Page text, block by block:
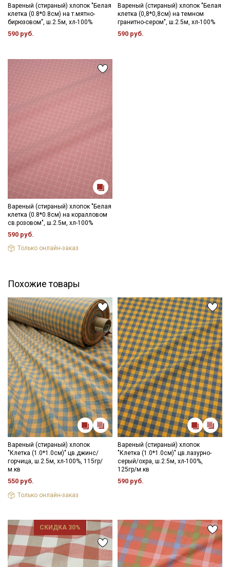
Вареный (стираный) хлопок "Белая
клетка (0.8*0.8см) на т.мятно-
бирюзовом", ш.2.5м, хл-100%
590 руб.
Вареный (стираный) хлопок "Белая
клетка (0,8*0,8см) на темном
гранитно-сером", ш.2.5м, хл-100%
590 руб.
Вареный (стираный) хлопок "Белая
клетка (0.8*0.8см) на коралловом
св.розовом", ш.2.5м, хл-100%
590 руб.
Только онлайн-заказ
Похожие товары
Вареный (стираный) хлопок
"Клетка (1.0*1.0см)" цв.джинс/
горчица, ш.2.5м, хл-100%, 115гр/
м.кв
550 руб.
Только онлайн-заказ
Вареный (стираный) хлопок
"Клетка (1.0*1.0см)" цв.лазурно-
серый/охра, ш.2.5м, хл-100%,
125гр/м.кв
590 руб.
СКИДКА 30%
Секретная рассылка от Купава
Мы публикуем здесь дополнительные
промокоды и скидки до 30% на узкие
категории тканей
Электронная почта
Подписаться
Ознакомлен(а) с
информационных рассылок